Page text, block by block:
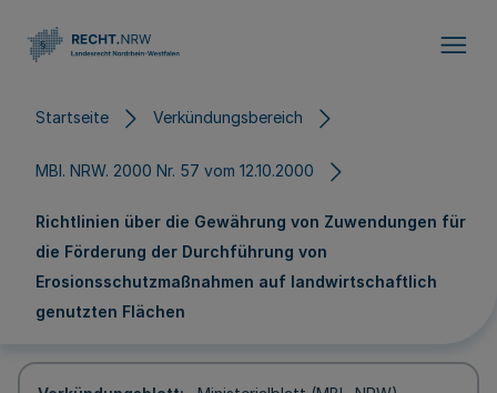
Startseite Verkündungsbereich
MBl. NRW. 2000 Nr. 57 vom 12.10.2000
Richtlinien über die Gewährung von Zuwendungen für
die Förderung der Durchführung von
Erosionsschutzmaßnahmen auf landwirtschaftlich
genutzten Flächen